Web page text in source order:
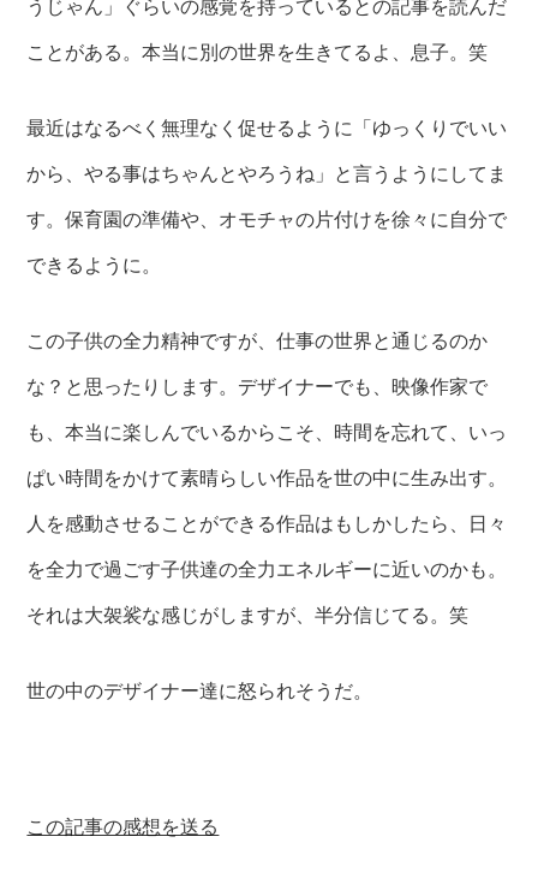
うじゃん」ぐらいの感覚を持っているとの記事を読んだ
ことがある。本当に別の世界を生きてるよ、息子。笑
最近はなるべく無理なく促せるように「ゆっくりでいい
から、やる事はちゃんとやろうね」と言うようにしてま
す。保育園の準備や、オモチャの片付けを徐々に自分で
できるように。
この子供の全力精神ですが、仕事の世界と通じるのか
な？と思ったりします。デザイナーでも、映像作家で
も、本当に楽しんでいるからこそ、時間を忘れて、いっ
ぱい時間をかけて素晴らしい作品を世の中に生み出す。
人を感動させることができる作品はもしかしたら、日々
を全力で過ごす子供達の全力エネルギーに近いのかも。
それは大袈裟な感じがしますが、半分信じてる。笑
世の中のデザイナー達に怒られそうだ。
この記事の感想を送る